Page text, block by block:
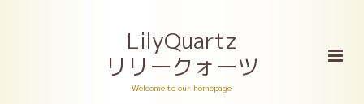
LilyQuartz
リリークォーツ
Welcome to our homepage